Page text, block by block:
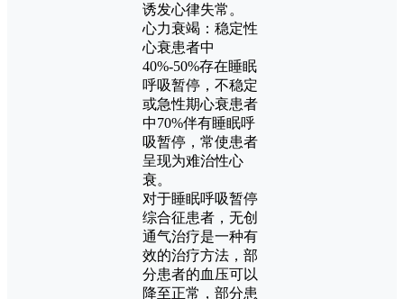
诱发心律失常。
心力衰竭：稳定性
心衰患者中
40%-50%存在睡眠
呼吸暂停，不稳定
或急性期心衰患者
中70%伴有睡眠呼
吸暂停，常使患者
呈现为难治性心
衰。
对于睡眠呼吸暂停
综合征患者，无创
通气治疗是一种有
效的治疗方法，部
分患者的血压可以
降至正常，部分患